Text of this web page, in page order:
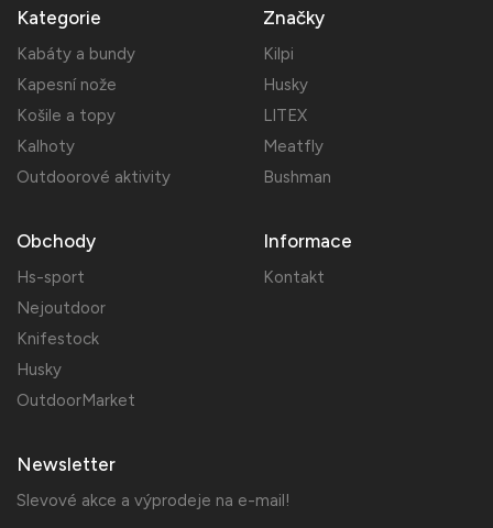
Kategorie
Kabáty a bundy
Kapesní nože
Košile a topy
Kalhoty
Outdoorové aktivity
Značky
Kilpi
Husky
LITEX
Meatfly
Bushman
Obchody
Hs-sport
Nejoutdoor
Knifestock
Husky
OutdoorMarket
Informace
Kontakt
Newsletter
Slevové akce a výprodeje na e-mail!